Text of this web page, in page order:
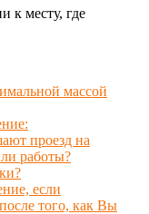
к месту, где
массой
проезд на
работы?
если
того, как Вы